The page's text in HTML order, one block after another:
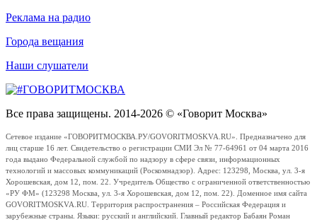
Реклама на радио
Города вещания
Наши слушатели
Все права защищены. 2014-2026 © «Говорит Москва»
Сетевое издание «ГОВОРИТМОСКВА.РУ/GOVORITMOSKVA.RU». Предназначено для
лиц старше 16 лет. Свидетельство о регистрации СМИ Эл № 77-64961 от 04 марта 2016
года выдано Федеральной службой по надзору в сфере связи, информационных
технологий и массовых коммуникаций (Роскомнадзор). Адрес: 123298, Москва, ул. 3-я
Хорошевская, дом 12, пом. 22. Учредитель Общество с ограниченной ответственностью
«РУ ФМ» (123298 Москва, ул. 3-я Хорошевская, дом 12, пом. 22). Доменное имя сайта
GOVORITMOSKVA.RU. Территория распространения – Российская Федерация и
зарубежные страны. Языки: русский и английский. Главный редактор Бабаян Роман